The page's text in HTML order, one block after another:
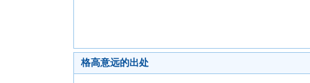
格高意远的出处